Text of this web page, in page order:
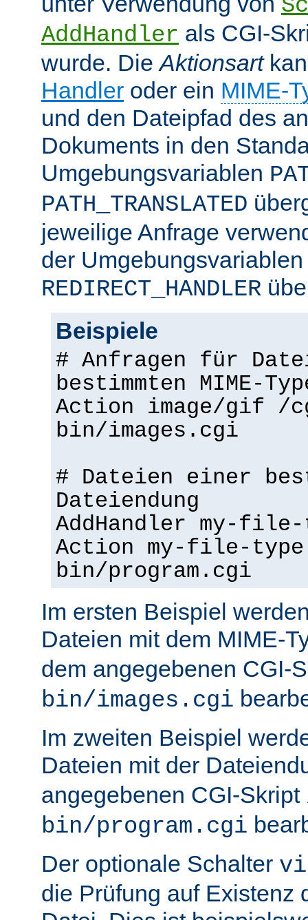
AddHandler als CGI-
wurde. DieAktionsart
Handler oder ein MIME-
und den Dateipfad des
Dokuments in den
Umgebungsvariablen
PATH_TRANSLATED
jeweilige Anfrage
der Umgebungsvariablen
REDIRECT_HANDLER
Beispiele
# Anfragen für
bestimmten MIME-
Action image/gif /
bin/images.cgi
# Dateien einer
Dateiendung
AddHandler my-
Action my-file-
bin/program.cgi
Im ersten Beispiel
Dateien mit dem MIME-
dem angegebenen CGI-
bin/images.cgi
Im zweiten Beispiel
Dateien mit der
angegebenen CGI-Skript
bin/program.cgi
Der optionale Schalter
die Prüfung auf Existenz